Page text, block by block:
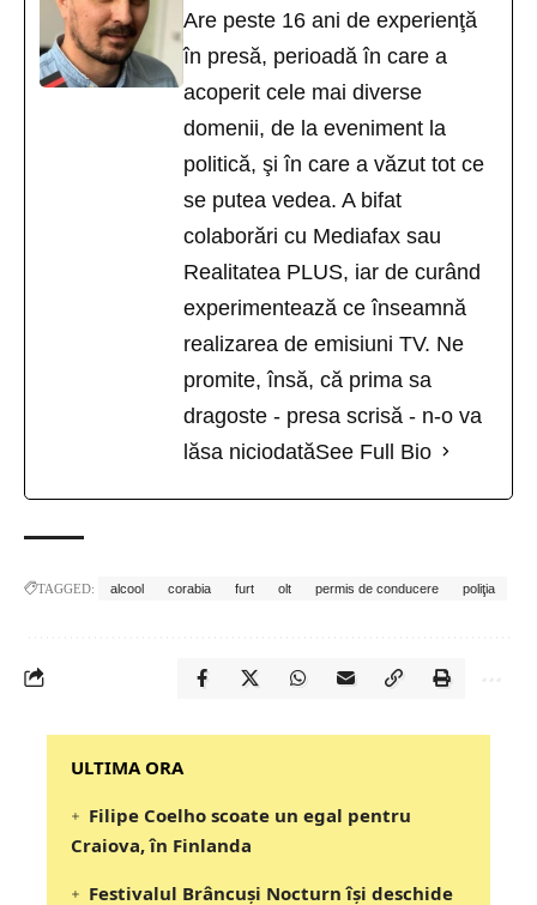
Are peste 16 ani de experienţă
în presă, perioadă în care a
acoperit cele mai diverse
domenii, de la eveniment la
politică, şi în care a văzut tot ce
se putea vedea. A bifat
colaborări cu Mediafax sau
Realitatea PLUS, iar de curând
experimentează ce înseamnă
realizarea de emisiuni TV. Ne
promite, însă, că prima sa
dragoste - presa scrisă - n-o va
lăsa niciodatăSee Full Bio
TAGGED: alcool corabia furt olt permis de conducere poliţia
‎‎‎‎‎‎‎ULTIMA ORA
Filipe Coelho scoate un egal pentru
Craiova, în Finlanda
Festivalul Brâncuși Nocturn își deschide